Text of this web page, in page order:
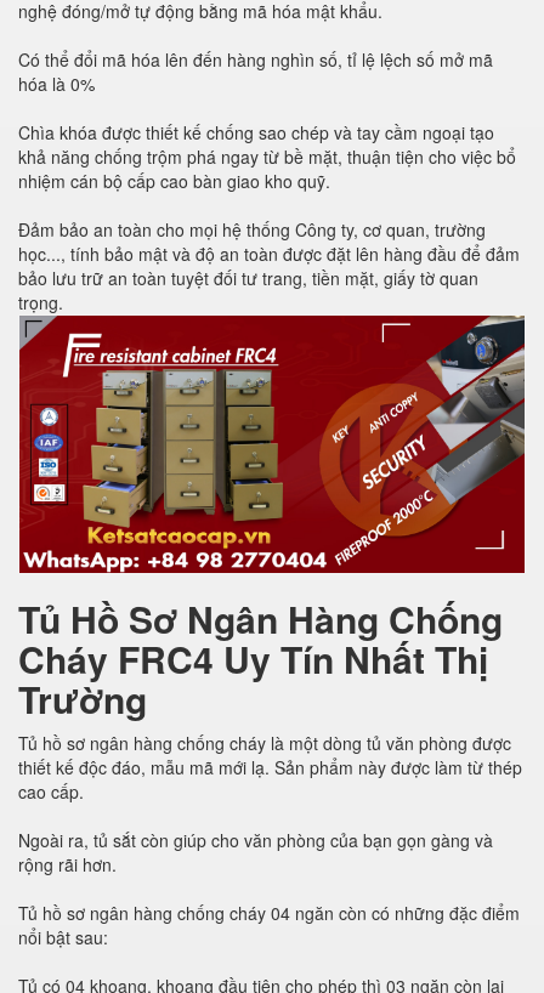
nghệ đóng/mở tự động bằng mã hóa mật khẩu.
Có thể đổi mã hóa lên đến hàng nghìn số, tỉ lệ lệch số mở mã
hóa là 0%
Chìa khóa được thiết kế chống sao chép và tay cầm ngoại tạo
khả năng chống trộm phá ngay từ bề mặt, thuận tiện cho việc bổ
nhiệm cán bộ cấp cao bàn giao kho quỹ.
Đảm bảo an toàn cho mọi hệ thống Công ty, cơ quan, trường
học..., tính bảo mật và độ an toàn được đặt lên hàng đầu để đảm
bảo lưu trữ an toàn tuyệt đối tư trang, tiền mặt, giấy tờ quan
trọng.
Tủ Hồ Sơ Ngân Hàng Chống
Cháy FRC4 Uy Tín Nhất Thị
Trường
Tủ hồ sơ ngân hàng chống cháy là một dòng tủ văn phòng được
thiết kế độc đáo, mẫu mã mới lạ. Sản phẩm này được làm từ thép
cao cấp.
Ngoài ra, tủ sắt còn giúp cho văn phòng của bạn gọn gàng và
rộng rãi hơn.
Tủ hồ sơ ngân hàng chống cháy 04 ngăn còn có những đặc điểm
nổi bật sau:
Tủ có 04 khoang, khoang đầu tiên cho phép thì 03 ngăn còn lại